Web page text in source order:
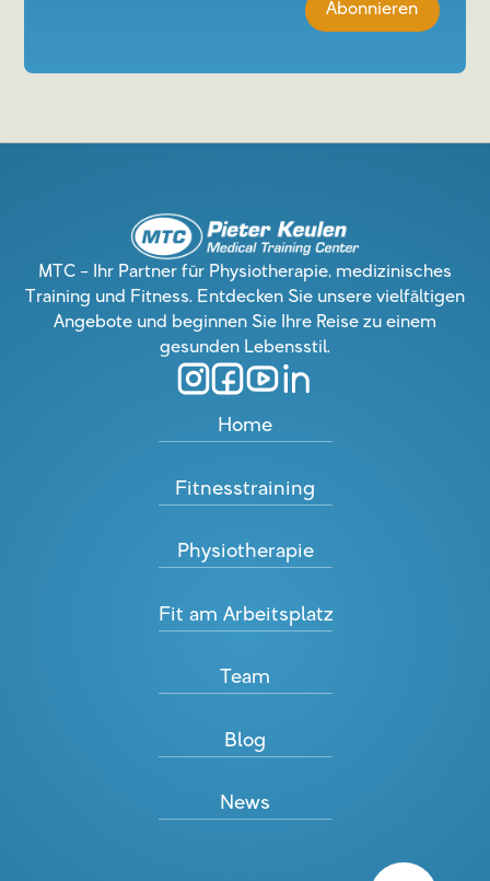
MTC – Ihr Partner für Physiotherapie, medizinisches
Training und Fitness. Entdecken Sie unsere vielfältigen
Angebote und beginnen Sie Ihre Reise zu einem
gesunden Lebensstil.
Home
Fitnesstraining
Physiotherapie
Fit am Arbeitsplatz
Team
Blog
News